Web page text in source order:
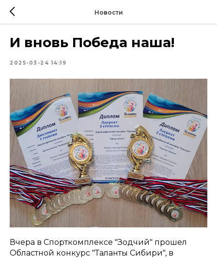
Новости
И вновь Победа наша!
2025-03-24 14:19
Вчера в Спорткомплексе "Зодчий" прошел
Областной конкурс "Таланты Сибири", в